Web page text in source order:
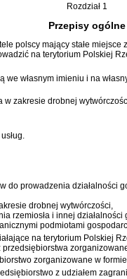
Rozdział 1
Przepisy ogólne
polscy mający stałe
na terytorium Polskiej
własnym imieniu i na
w zakresie drobnej
do prowadzenia działalności
drobnej wytwórczości,
rzemiosła i innej działalności
podmiotami
na terytorium Polskiej
zorganizowane w
z udziałem